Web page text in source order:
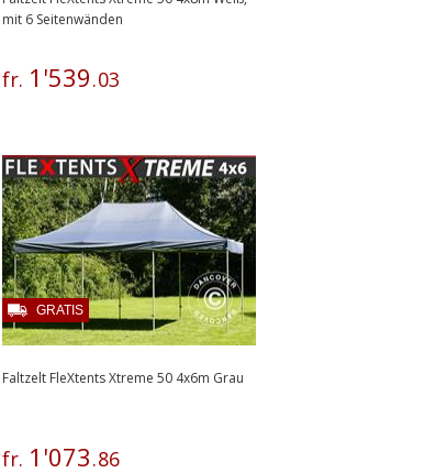
mit 6 Seitenwänden
fr. 1 '539.03
Faltzelt FleXtents Xtreme 50 4x6m Grau
fr. 1 '073.86
GRATIS